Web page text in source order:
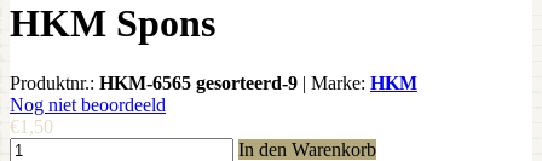
HKM Spons
Produktnr.: HKM-6565 gesorteerd-9 | Marke: HKM
Nog niet beoordeeld
€1,50
In den Warenkorb